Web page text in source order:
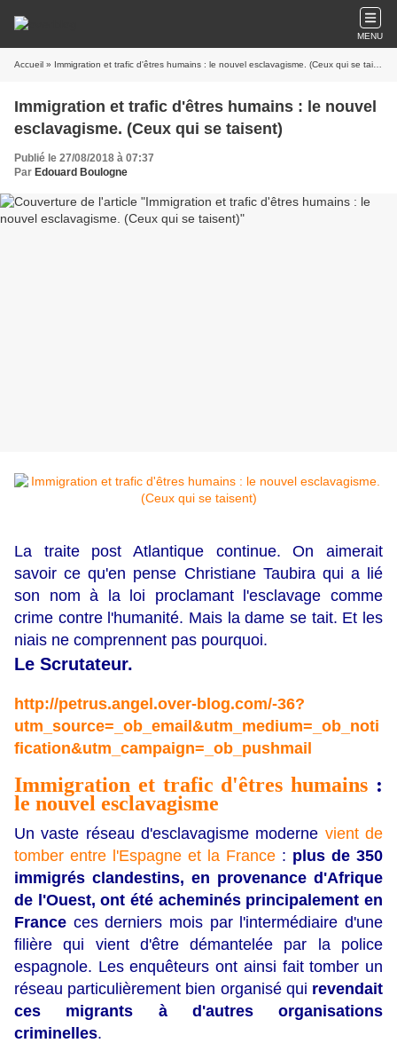
MENU
Accueil » Immigration et trafic d'êtres humains : le nouvel esclavagisme. (Ceux qui se taisent)
Immigration et trafic d'êtres humains : le nouvel
esclavagisme. (Ceux qui se taisent)
Publié le 27/08/2018 à 07:37
Par Edouard Boulogne
La traite post Atlantique continue. On aimerait
savoir ce qu'en pense Christiane Taubira qui a lié
son nom à la loi proclamant l'esclavage comme
crime contre l'humanité. Mais la dame se tait. Et les
niais ne comprennent pas pourquoi.
Le Scrutateur.
http://petrus.angel.over-blog.com/-36?
utm_source=_ob_email&utm_medium=_ob_noti
fication&utm_campaign=_ob_pushmail
Immigration et trafic d'êtres humains :
le nouvel esclavagisme
Un vaste réseau d'esclavagisme moderne vient de
tomber entre l'Espagne et la France : plus de 350
immigrés clandestins, en provenance d'Afrique
de l'Ouest, ont été acheminés principalement en
France ces derniers mois par l'intermédiaire d'une
filière qui vient d'être démantelée par la police
espagnole. Les enquêteurs ont ainsi fait tomber un
réseau particulièrement bien organisé qui revendait
ces migrants à d'autres organisations
criminelles.